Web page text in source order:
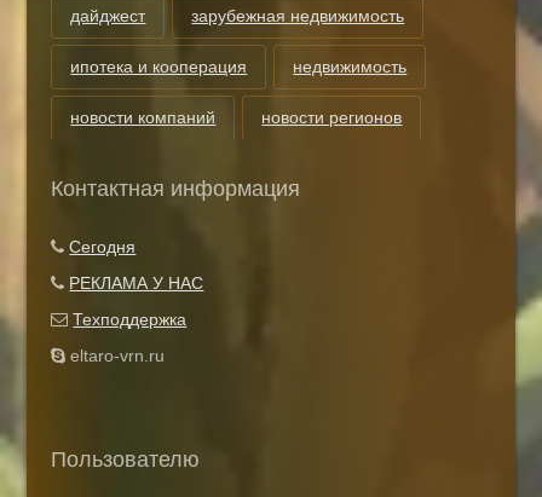
дайджест зарубежная недвижимость
ипотека и кооперация недвижимость
новости компаний новости регионов
Контактная информация
Сегодня
РЕКЛАМА У НАС
Техподдержка
eltaro-vrn.ru
Пользователю